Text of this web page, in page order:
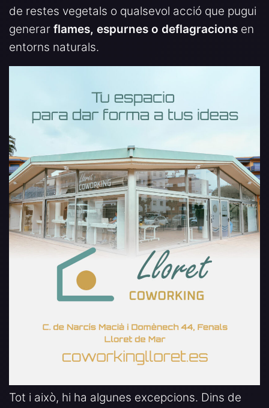
de restes vegetals o qualsevol acció que pugui
generar flames, espurnes o deflagracions en
entorns naturals.
Tot i això, hi ha algunes excepcions. Dins de